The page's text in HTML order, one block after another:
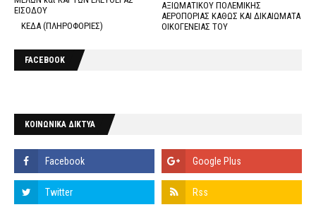
ΑΞΙΩΜΑΤΙΚΟΥ ΠΟΛΕΜΙΚΗΣ
ΑΕΡΟΠΟΡΙΑΣ ΚΑΘΩΣ ΚΑΙ ΔΙΚΑΙΩΜΑΤΑ
ΟΙΚΟΓΕΝΕΙΑΣ ΤΟΥ
ΕΙΣΟΔΟΥ
ΚΕΔΑ (ΠΛΗΡΟΦΟΡΙΕΣ)
FACEBOOK
ΚΟΙΝΩΝΙΚΑ ΔΙΚΤΥΑ